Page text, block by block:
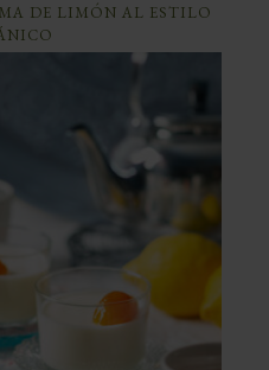
DE LIMÓN AL ESTILO